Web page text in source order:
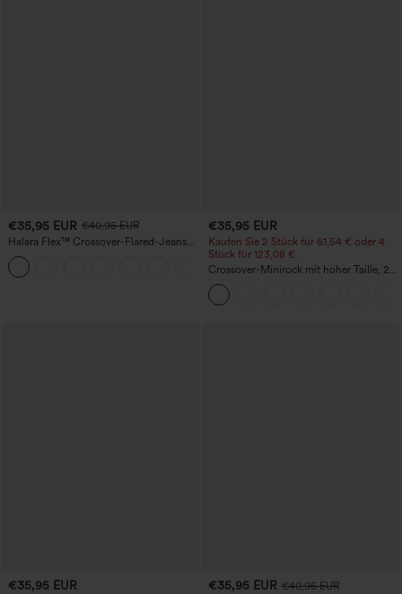
€35,95 EUR €40,95 EUR
Halara Flex™ Crossover-Flared-Jeans
aus elastischem Strick-Denim mit
hohem Bund und mehreren Taschen
+1
€35,95 EUR
Kaufen Sie 2 Stück für 61,54 € oder 4
Stück für 123,08 €.
Crossover-Minirock mit hoher Taille, 2-
in-1, Fransen-Saum und figurbetontem
Schnitt in Wildlederoptik für Partys
€35,95 EUR €35,95 EUR €40,95 EUR